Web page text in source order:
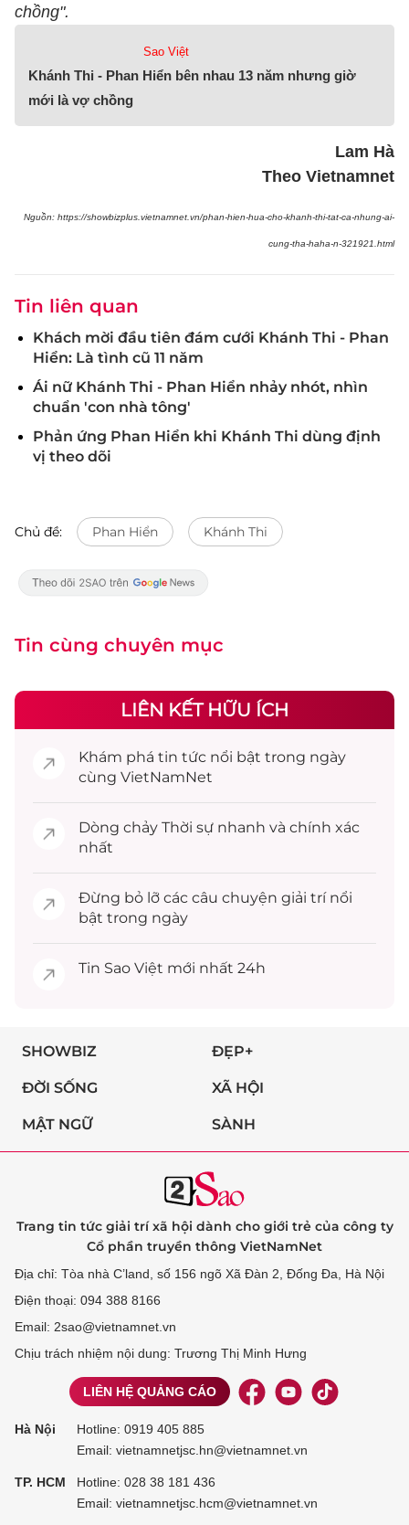
chồng".
Sao Việt
Khánh Thi - Phan Hiển bên nhau 13 năm nhưng giờ
mới là vợ chồng
Lam Hà
Theo Vietnamnet
Nguồn: https://showbizplus.vietnamnet.vn/phan-hien-hua-cho-khanh-thi-tat-ca-nhung-ai-
cung-tha-haha-n-321921.html
Tin liên quan
Khách mời đầu tiên đám cưới Khánh Thi - Phan
Hiển: Là tình cũ 11 năm
Ái nữ Khánh Thi - Phan Hiển nhảy nhót, nhìn
chuẩn 'con nhà tông'
Phản ứng Phan Hiển khi Khánh Thi dùng định
vị theo dõi
Chủ đề: Phan Hiển Khánh Thi
Tin cùng chuyên mục
LIÊN KẾT HỮU ÍCH
Khám phá tin tức nổi bật trong ngày
cùng VietNamNet
Dòng chảy Thời sự nhanh và chính xác
nhất
Đừng bỏ lỡ các câu chuyện giải trínổi
bật trong ngày
Tin Sao Việt mới nhất 24h
SHOWBIZ ĐẸP+
ĐỜI SỐNG XÃ HỘI
MẬT NGỮ SÀNH
Trang tin tức giải trí xã hội dành cho giới trẻ của công ty
Cổ phần truyền thông VietNamNet
Địa chỉ: Tòa nhà C’land, số 156 ngõ Xã Đàn 2, Đống Đa, Hà Nội
Điện thoại: 094 388 8166
Email: 2sao@vietnamnet.vn
Chịu trách nhiệm nội dung: Trương Thị Minh Hưng
LIÊN HỆ QUẢNG CÁO
Hà Nội Hotline: 0919 405 885
Email: vietnamnetjsc.hn@vietnamnet.vn
TP. HCM Hotline: 028 38 181 436
Email: vietnamnetjsc.hcm@vietnamnet.vn